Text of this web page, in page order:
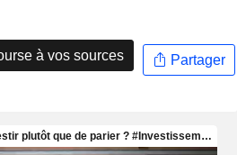
à vos sources Partager